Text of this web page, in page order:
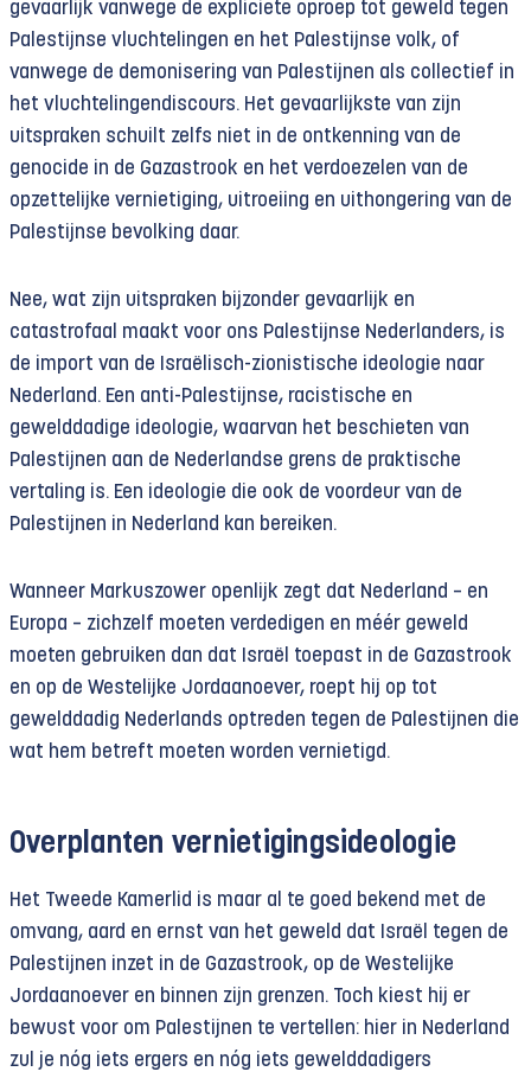
gevaarlijk vanwege de expliciete oproep tot geweld tegen
Palestijnse vluchtelingen en het Palestijnse volk, of
vanwege de demonisering van Palestijnen als collectief in
het vluchtelingendiscours. Het gevaarlijkste van zijn
uitspraken schuilt zelfs niet in de ontkenning van de
genocide in de Gazastrook en het verdoezelen van de
opzettelijke vernietiging, uitroeiing en uithongering van de
Palestijnse bevolking daar.
Nee, wat zijn uitspraken bijzonder gevaarlijk en
catastrofaal maakt voor ons Palestijnse Nederlanders, is
de import van de Israëlisch-zionistische ideologie naar
Nederland. Een anti-Palestijnse, racistische en
gewelddadige ideologie, waarvan het beschieten van
Palestijnen aan de Nederlandse grens de praktische
vertaling is. Een ideologie die ook de voordeur van de
Palestijnen in Nederland kan bereiken.
Wanneer Markuszower openlijk zegt dat Nederland – en
Europa – zichzelf moeten verdedigen en méér geweld
moeten gebruiken dan dat Israël toepast in de Gazastrook
en op de Westelijke Jordaanoever, roept hij op tot
gewelddadig Nederlands optreden tegen de Palestijnen die
wat hem betreft moeten worden vernietigd.
Overplanten vernietigingsideologie
Het Tweede Kamerlid is maar al te goed bekend met de
omvang, aard en ernst van het geweld dat Israël tegen de
Palestijnen inzet in de Gazastrook, op de Westelijke
Jordaanoever en binnen zijn grenzen. Toch kiest hij er
bewust voor om Palestijnen te vertellen: hier in Nederland
zul je nóg iets ergers en nóg iets gewelddadigers